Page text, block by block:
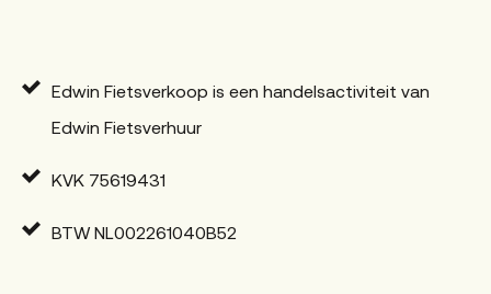
Edwin Fietsverkoop is een handelsactiviteit van
Edwin Fietsverhuur
KVK 75619431
BTW NL002261040B52